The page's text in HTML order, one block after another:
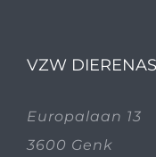
VZW
Europalaan 13
3600 Genk